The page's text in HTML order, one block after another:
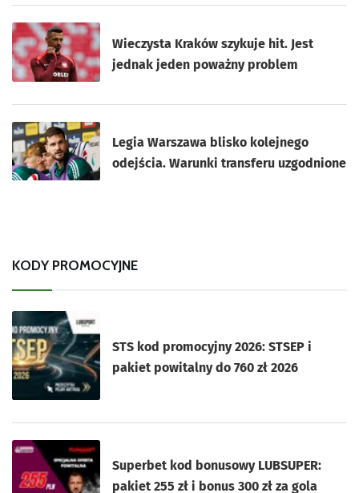
Wieczysta Kraków szykuje hit. Jest
jednak jeden poważny problem
Legia Warszawa blisko kolejnego
odejścia. Warunki transferu uzgodnione
KODY PROMOCYJNE
STS kod promocyjny 2026: STSEP i
pakiet powitalny do 760 zł 2026
Superbet kod bonusowy LUBSUPER:
pakiet 255 zł i bonus 300 zł za gola